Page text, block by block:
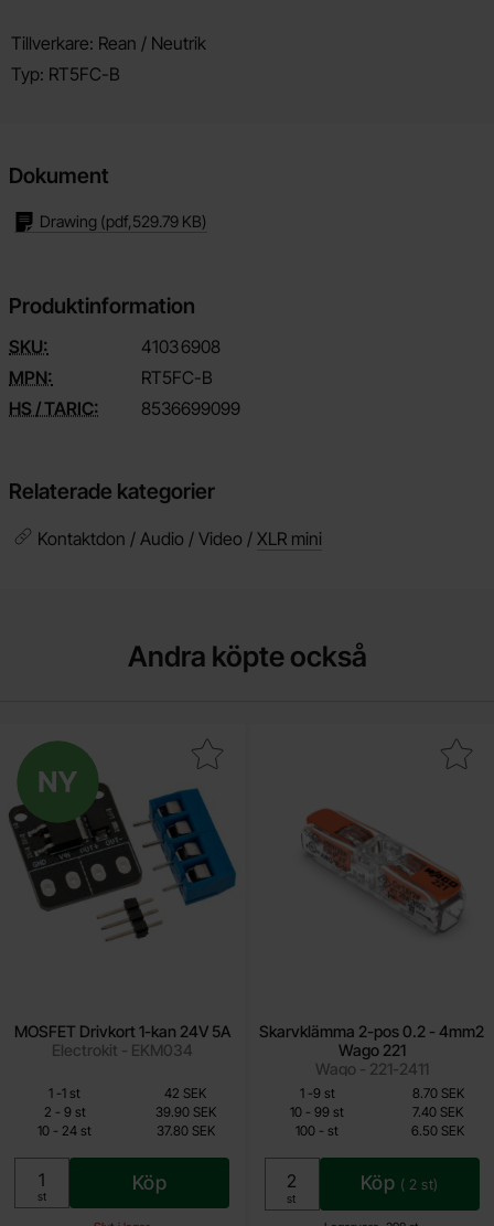
Tillverkare: Rean / Neutrik
Typ: RT5FC-B
Dokument
Drawing (pdf,529.79 KB)
Produktinformation
SKU: 41036908
MPN:
RT5FC-B
HS / TARIC:
8536699099
Relaterade kategorier
Kontaktdon / Audio / Video / XLR mini
Andra köpte också
Ny
MOSFET Drivkort 1-kan 24V 5A
Electrokit - EKM034
31.50 SEK
Inklusive 25% moms
Enhet:
st
Köp
Makera mOSFET Drivkort 1-kan 24V 5A som favorit
Mängdrabatt
Pris /st
1 -till
1 st
42 SEK
2 -till
9 st
39.90 SEK
10 - till
24 st 37.80 SEK
Skarvklämma 2-pos 0.2 - 4mm2
Wago 221
Wago - 221-2411
6.50 SEK
Inklusive 25% moms
Enhet:
st
Köp ( 2 st)
Makera skarvklämma 2-pos 0.2 -
Mängdrabatt
Pris /st
1 -till
9 st
8.70 SEK
10 - till
99 st
7.40 SEK
100 - till
st 6.50 SEK